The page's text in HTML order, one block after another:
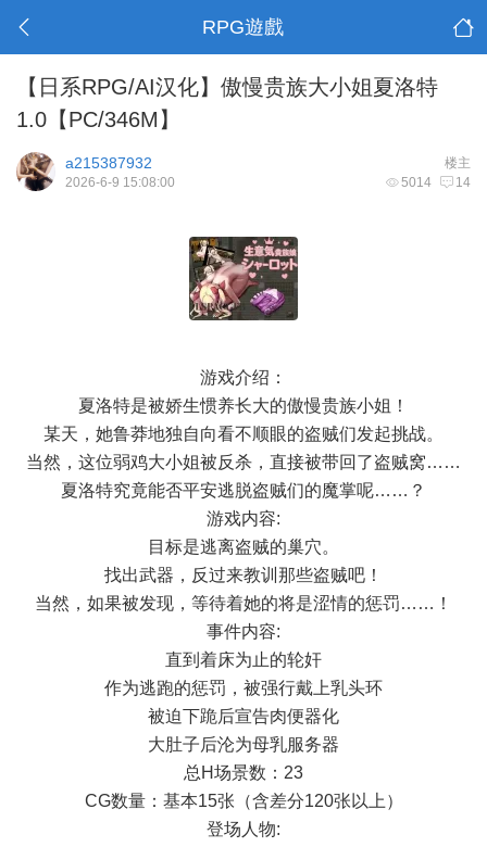
RPG遊戲
【日系RPG/AI汉化】傲慢贵族大小姐夏洛特
1.0【PC/346M】
楼主
a215387932
5014 14
2026-6-9 15:08:00
游戏介绍：
夏洛特是被娇生惯养长大的傲慢贵族小姐！
某天，她鲁莽地独自向看不顺眼的盗贼们发起挑战。
当然，这位弱鸡大小姐被反杀，直接被带回了盗贼窝……
夏洛特究竟能否平安逃脱盗贼们的魔掌呢……？
游戏内容:
目标是逃离盗贼的巢穴。
找出武器，反过来教训那些盗贼吧！
当然，如果被发现，等待着她的将是涩情的惩罚……！
事件内容:
直到着床为止的轮奸
作为逃跑的惩罚，被强行戴上乳头环
被迫下跪后宣告肉便器化
大肚子后沦为母乳服务器
总H场景数：23
CG数量：基本15张（含差分120张以上）
登场人物: